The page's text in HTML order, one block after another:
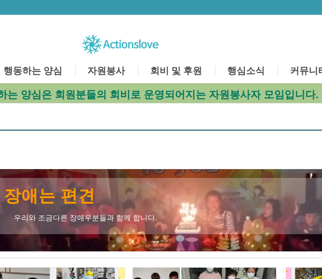
행동하는 양심 자원봉사 회비 및 후원 행심소식 커뮤니
는 양심은 회원분들의 회비로 운영되어지는 자원봉사자 모임입니다.
장애는 편견
우리와 조금다른 장애우분들과 함께 합니다.